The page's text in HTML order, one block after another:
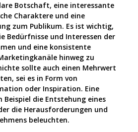
Botschaft, eine interessante
Charaktere und eine
zum Publikum. Es ist wichtig,
Bedürfnisse und Interessen der
und eine konsistente
hinweg zu
sollte auch einen Mehrwert
sei es in Form von
oder Inspiration. Eine
Beispiel die Entstehung eines
die Herausforderungen und
beleuchten.